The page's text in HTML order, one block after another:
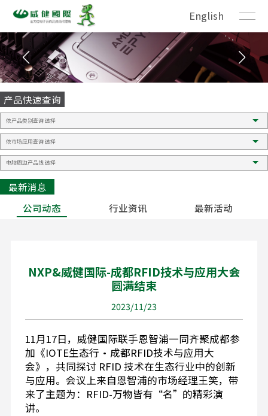
English
产品快速查询
最新消息
公司动态
行业资讯 最新活动
NXP&威健国际-成都RFID技术与应用大会
圆满结束
2023/11/23
11月17日，威健国际联手恩智浦一同齐聚成都参
加《IOTE生态行 · 成都RFID技术与应用大
会》，共同探讨RFID 技术在生态行业中的创新
与应用。会议上来自恩智浦的市场经理王笑，带
来了主题为：RFID-万物皆有“名”的精彩演
讲。